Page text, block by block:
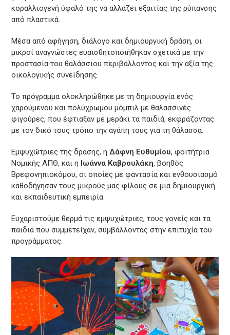
κοραλλιογενή ύφαλό της να αλλάζει εξαιτίας της ρύπανσης
από πλαστικά.
Μέσα από αφήγηση, διάλογο και δημιουργική δράση, οι
μικροί αναγνώστες ευαισθητοποιήθηκαν σχετικά με την
προστασία του θαλάσσιου περιβάλλοντος και την αξία της
οικολογικής συνείδησης.
Το πρόγραμμα ολοκληρώθηκε με τη δημιουργία ενός
χαρούμενου και πολύχρωμου μόμπιλ με θαλασσινές
φιγούρες, που έφτιαξαν με μεράκι τα παιδιά, εκφράζοντας
με τον δικό τους τρόπο την αγάπη τους για τη θάλασσα.
Εμψυχώτριες της δράσης, ηΔάφνη Ευθυμίου, φοιτήτρια
Νομικής ΑΠΘ, και η Ιωάννα Καβρουλάκη, βοηθός
Βρεφονηπιοκόμου, οι οποίες με φαντασία και ενθουσιασμό
καθοδήγησαν τους μικρούς μας φίλους σε μια δημιουργική
και εκπαιδευτική εμπειρία.
Ευχαριστούμε θερμά τις εμψυχώτριες, τους γονείς και τα
παιδιά που συμμετείχαν, συμβάλλοντας στην επιτυχία του
προγράμματος.